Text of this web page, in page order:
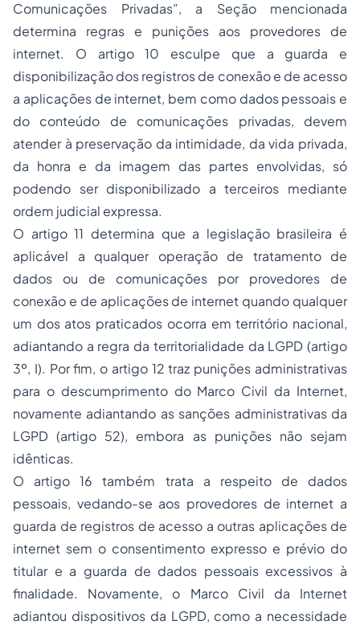
Comunicações Privadas”, a Seção mencionada
determina regras e punições aos provedores de
internet. O artigo 10 esculpe que a guarda e
disponibilização dos registros de conexão e de acesso
a aplicações de internet, bem como dados pessoais e
do conteúdo de comunicações privadas, devem
atender à preservação da intimidade, da vida privada,
da honra e da imagem das partes envolvidas, só
podendo ser disponibilizado a terceiros mediante
ordem judicial expressa.
O artigo 11 determina que a legislação brasileira é
aplicável a qualquer operação de tratamento de
dados ou de comunicações por provedores de
conexão e de aplicações de internet quando qualquer
um dos atos praticados ocorra em território nacional,
adiantando a regra da territorialidade da LGPD (artigo
3º, I). Por fim, o artigo 12 traz punições administrativas
para o descumprimento do Marco Civil da Internet,
novamente adiantando as sanções administrativas da
LGPD (artigo 52), embora as punições não sejam
idênticas.
O artigo 16 também trata a respeito de dados
pessoais, vedando-se aos provedores de internet a
guarda de registros de acesso a outras aplicações de
internet sem o consentimento expresso e prévio do
titular e a guarda de dados pessoais excessivos à
finalidade. Novamente, o Marco Civil da Internet
adiantou dispositivos da LGPD, como a necessidade